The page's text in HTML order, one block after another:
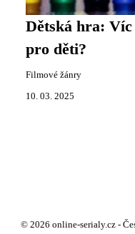
Dětská hra:
pro děti?
Filmové žánry
10. 03. 2025
© 2026 online-serialy.cz -